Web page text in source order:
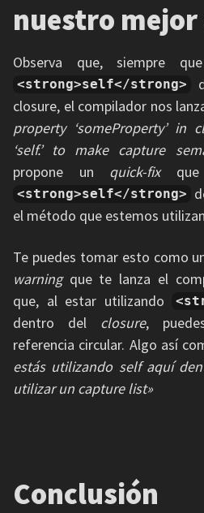
nuestro
Observa que, siempre
<strong>self</strong>
closure, el compilador nos
property ‘someProperty’ in
‘self.’ to make capture
propone un quick-fixque
<strong>self</strong>
el método que estemos
Te puedes tomar esto como
warningque te lanza el
que, al estar utilizando
dentro del closure,
referencia circular. Algo así
estás utilizando self aquí
utilizar un capture list»
Conclusión